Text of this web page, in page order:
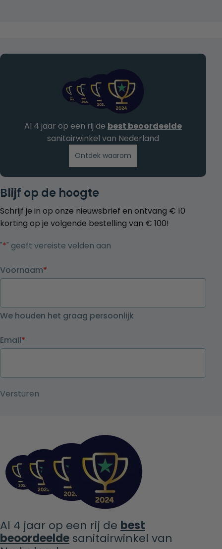
Blijf op de hoogte
Schrijf je in op onze nieuwsbrief en ontvang € 10
korting op je volgende bestelling van € 100!
"*" geeft vereiste velden aan
Voornaam*
We houden het graag persoonlijk
Email*
Al 4 jaar op een rij de best beoordeelde
sanitairwinkel van Nederland
Ontdek waarom
Al 4 jaar op een rij de best
beoordeelde sanitairwinkel van